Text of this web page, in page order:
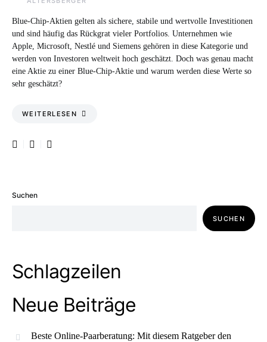
Blue-Chip-Aktien gelten als sichere, stabile und wertvolle Investitionen
und sind häufig das Rückgrat vieler Portfolios. Unternehmen wie
Apple, Microsoft, Nestlé und Siemens gehören in diese Kategorie und
werden von Investoren weltweit hoch geschätzt. Doch was genau macht
eine Aktie zu einer Blue-Chip-Aktie und warum werden diese Werte so
sehr geschätzt?
WEITERLESEN
Suchen
SUCHEN
Schlagzeilen
Neue Beiträge
Beste Online-Paarberatung: Mit diesem Ratgeber den